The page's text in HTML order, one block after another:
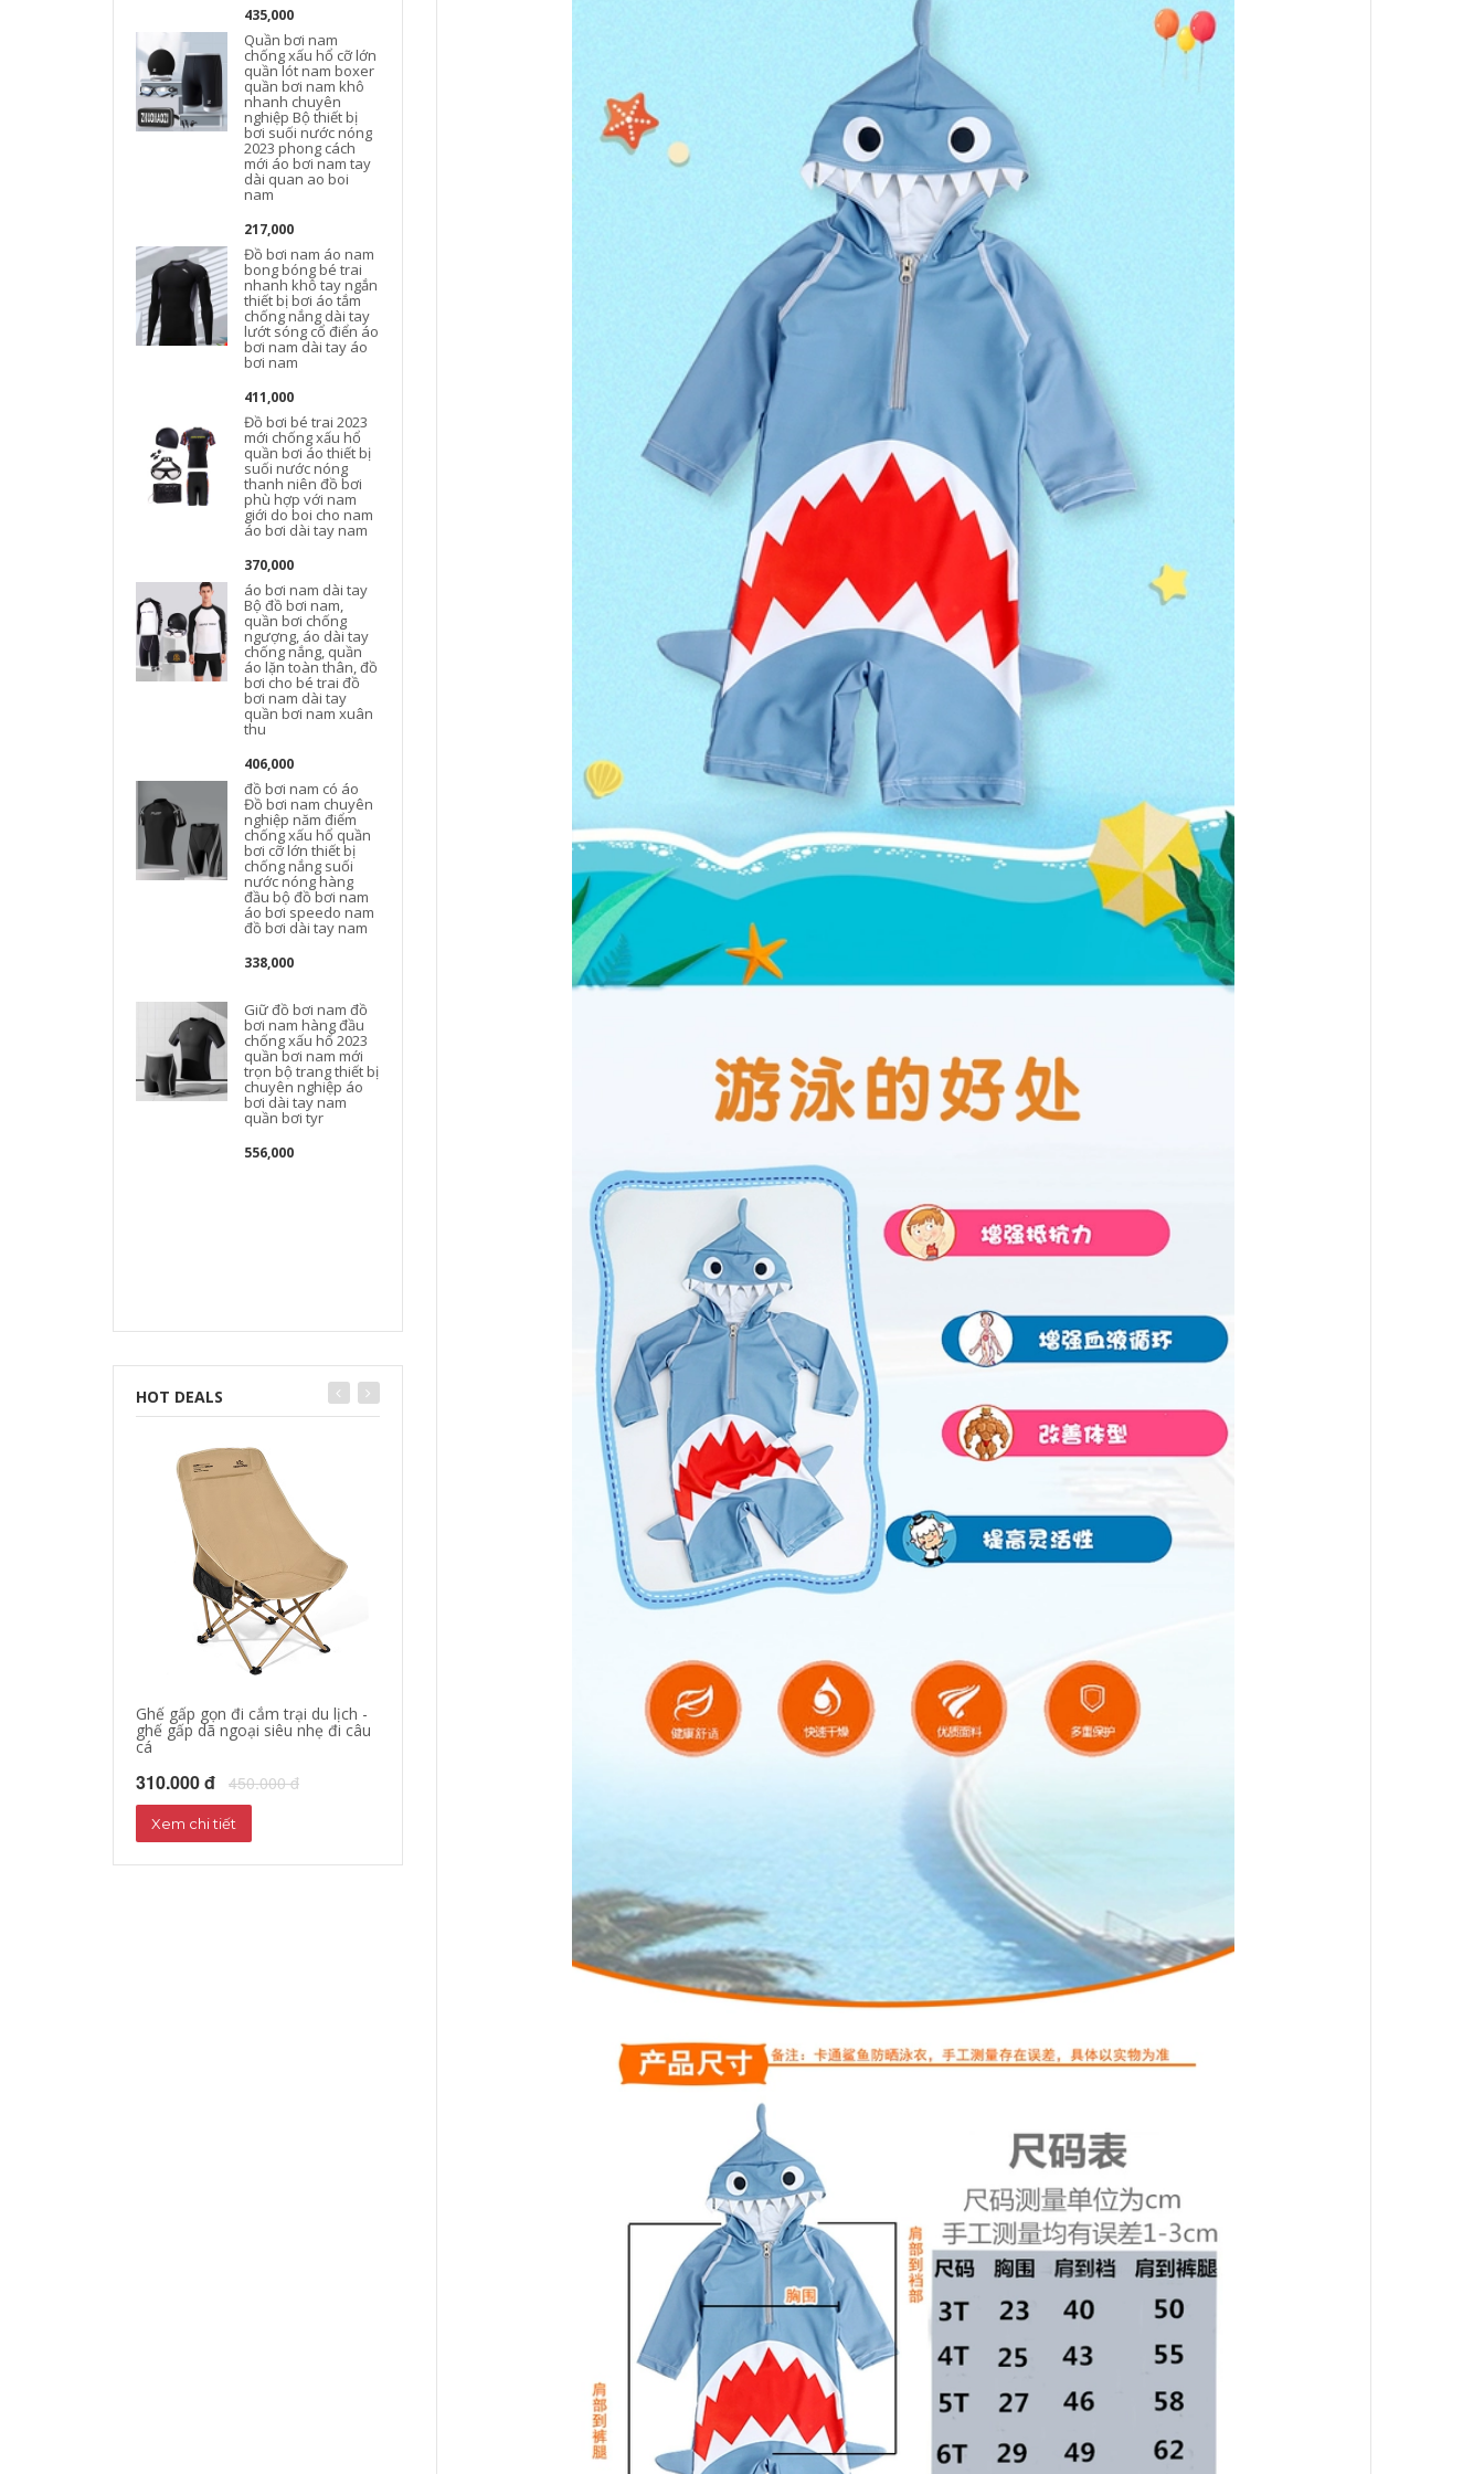
435,000
Quần bơi nam
chống xấu hổ cỡ lớn
quần lót nam boxer
quần bơi nam khô
nhanh chuyên
nghiệp Bộ thiết bị
bơi suối nước nóng
2023 phong cách
mới áo bơi nam tay
dài quan ao boi
nam
217,000
Đồ bơi nam áo nam
bong bóng bé trai
nhanh khô tay ngắn
thiết bị bơi áo tắm
chống nắng dài tay
lướt sóng cổ điển áo
bơi nam dài tay áo
bơi nam
411,000
Đồ bơi bé trai 2023
mới chống xấu hổ
quần bơi áo thiết bị
suối nước nóng
thanh niên đồ bơi
phù hợp với nam
giới do boi cho nam
áo bơi dài tay nam
370,000
áo bơi nam dài tay
Bộ đồ bơi nam,
quần bơi chống
ngượng, áo dài tay
chống nắng, quần
áo lặn toàn thân, đồ
bơi cho bé trai đồ
bơi nam dài tay
quần bơi nam xuân
thu
406,000
đồ bơi nam có áo
Đồ bơi nam chuyên
nghiệp năm điểm
chống xấu hổ quần
bơi cỡ lớn thiết bị
chống nắng suối
nước nóng hàng
đầu bộ đồ bơi nam
áo bơi speedo nam
đồ bơi dài tay nam
338,000
Giữ đồ bơi nam đồ
bơi nam hàng đầu
chống xấu hổ 2023
quần bơi nam mới
trọn bộ trang thiết bị
chuyên nghiệp áo
bơi dài tay nam
quần bơi tyr
556,000
biển nữ kín đáo đồ
bơi kín đáo cho nữ
đồ bơi nữ 2 mảnh
Bơi Nữ 2023 Phong
Cách Mới Bảo Thủ
Hơi Béo Che Da Xẻ
Nước Nóng Mặc Đặc
Biệt đồ bơi liền thân
nữ áo bơi nữ đẹp
bikini Đồ bơi nữ
suối nước nóng chia
đôi sinh viên bảo
thủ 2023 kiểu mới
che bụng giảm béo
Thịt Suối Nước Nóng
Bể Bơi Kích Thước
Lớn Đặc Biệt Đồ Bơi
bộ đồ bơi nữ dài tay
đồ bơi nư đẹp [Giá
thanh toán rõ ràng]
Đồ bơi nữ Váy đen
nhỏ Đồ bơi ôm sát
gợi cảm Đồ bơi một
mảnh Đồ bơi một
mảnh dành cho
người lớn bộ đồ bơi
nữ liền thân đồ bơi
chống nắng cho nữ
274,000
áo tắm một mảnh
đẹp Đồ bơi Li Ning
nữ 2023 mới một
mảnh gợi cảm giảm
béo che bụng đồ
bơi huấn luyện
chuyên nghiệp thi
đấu áo tắm tam giác
đồ bơi nữ tre em áo
bơi nữ
613,000
áo tắm một mảnh
đẹp Đồ bơi nữ 2023
mới một mảnh họa
tiết hoa cao cấp
siêu gợi cảm cô gái
mập hở lưng áo tắm
đi biển suối nước
nóng bộ đồ bơi nữ
dài tay đồ bơi nữ
dạng quần váy
604,000
đồ bơi kín cho nữ
Ưu đãi đặc biệt áo
tắm nữ phiên bản
Hàn Quốc bikini một
mảnh ngực lớn
phiên bản Hàn
Quốc nổi tiếng trên
Internet áo tắm mới
đáo áo tắm nữ
370,000
2023 Mới Đồ Bơi Nữ
Thủ Thon Gọn Bụng
Che Bụng Hàn Quốc
Gợi Cảm Đẹp Lưng
Ins nước Nóng Đồ
Bơi đồ bơi cao cấp
Đồ bơi nữ mùa hè
cổ dây hở lưng che
bụng 2023 mới phổ
thủ suối nước nóng
đồ đi bơi cho nữ các
kiểu đồ bơi nữ
602,000
HOT DEALS
Ghế gấp gọn đi cắm trại du lịch -
ghế gấp dã ngoại siêu nhẹ đi câu
cá
310.000 đ 450.000 đ
Xem chi tiết